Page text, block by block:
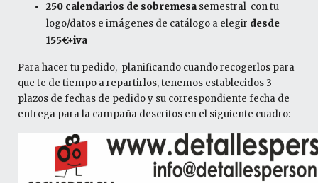
250 calendarios de sobremesa semestral con tu
logo/datos e imágenes de catálogo a elegir desde
155€+iva
Para hacer tu pedido, planificando cuando recogerlos para
que te de tiempo a repartirlos, tenemos establecidos 3
plazos de fechas de pedido y su correspondiente fecha de
entrega para la campaña descritos en el siguiente cuadro: